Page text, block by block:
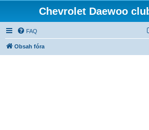
Chevrolet Daewoo
FAQ
Obsah fóra